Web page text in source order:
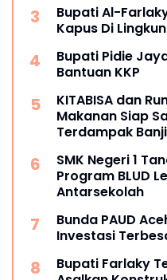
Bupati Al-
Kapus Di
Bupati Pidie
Bantuan KKP
KITABISA dan
Makanan Siap
Terdampak
SMK Negeri 1
Program BLUD
Antarsekolah
Bunda PAUD
Investasi
Bupati Farlaky